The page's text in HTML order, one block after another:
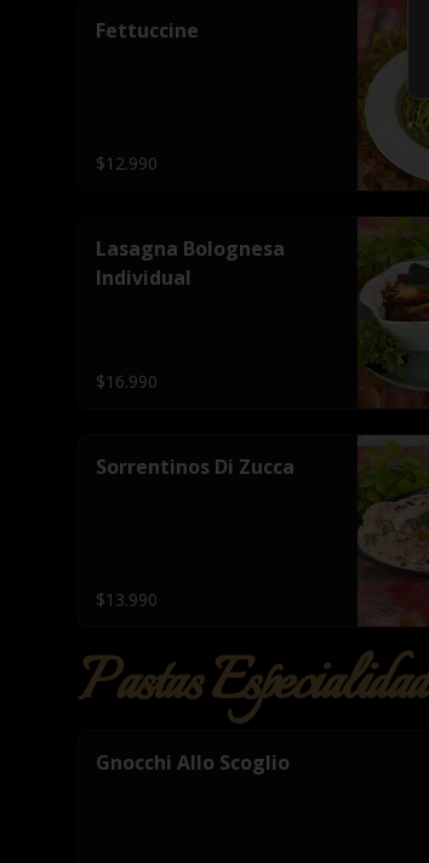
Fettuccine
$12.990
Lasagna Bolognesa
Individual
$16.990
Sorrentinos Di Zucca
$13.990
Pastas Especialidad
Gnocchi Allo Scoglio